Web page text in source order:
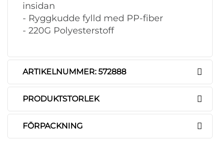
insidan
- Ryggkudde fylld med PP-fiber
- 220G Polyesterstoff
ARTIKELNUMMER: 572888
PRODUKTSTORLEK
FÖRPACKNING